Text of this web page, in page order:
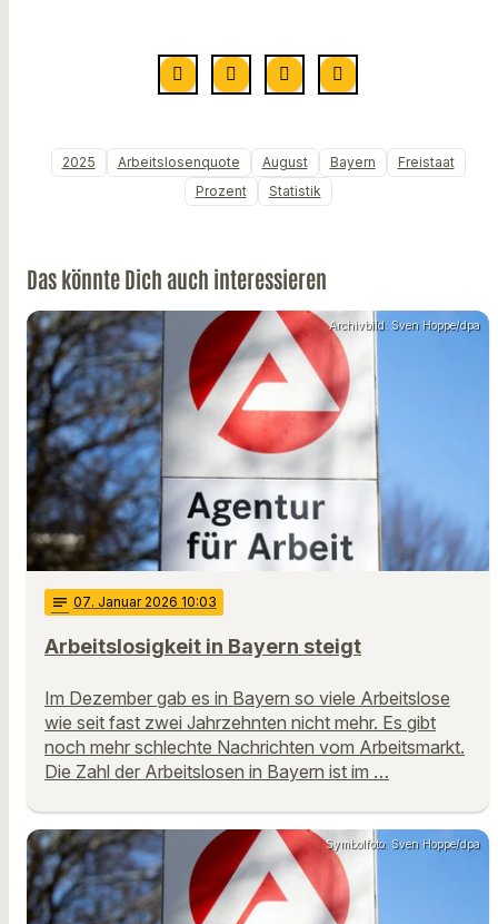
2025 Arbeitslosenquote August Bayern
Freistaat
Prozent
Statistik
Das könnte Dich auch interessieren
Archivbild: Sven Hoppe/dpa
notes 07. Januar 2026 10:03
Arbeitslosigkeit in Bayern steigt
Im Dezember gab es in Bayern so viele Arbeitslose
wie seit fast zwei Jahrzehnten nicht mehr. Es gibt
noch mehr schlechte Nachrichten vom Arbeitsmarkt.
Die Zahl der Arbeitslosen in Bayern ist im …
Symbolfoto: Sven Hoppe/dpa